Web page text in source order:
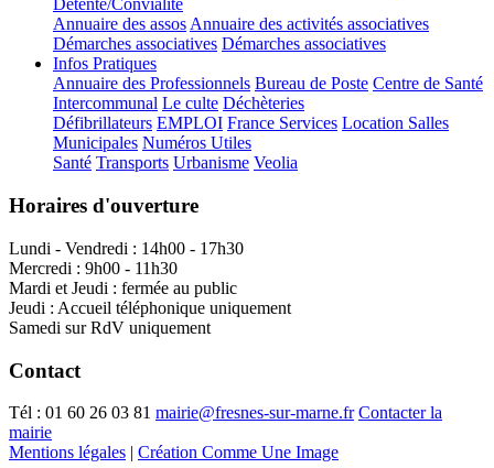
Détente/Convialité
Annuaire des assosAnnuaire des activités associatives
Démarches associatives Démarches associatives
Infos Pratiques
Annuaire des Professionnels Bureau de Poste Centre de Santé
Intercommunal Le culte Déchèteries
Défibrillateurs EMPLOI France Services Location Salles
Municipales Numéros Utiles
Santé Transports Urbanisme Veolia
Horaires d'ouverture
Lundi - Vendredi : 14h00 - 17h30
Mercredi : 9h00 - 11h30
Mardi et Jeudi : fermée au public
Jeudi : Accueil téléphonique uniquement
Samedi sur RdV uniquement
Contact
Tél : 01 60 26 03 81 mairie@fresnes-sur-marne.fr Contacter la
mairie
Mentions légales | Création Comme Une Image